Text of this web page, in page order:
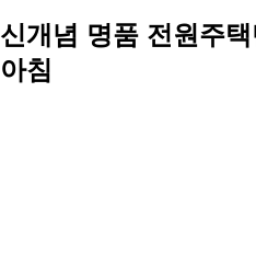
신개념 명품 전원주
아침